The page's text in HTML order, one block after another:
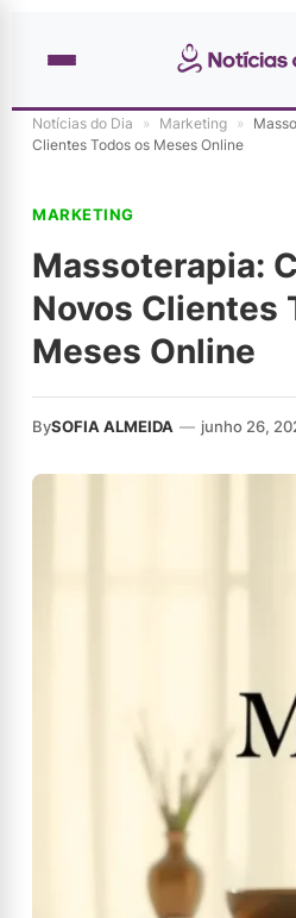
Notícias do Dia » Marketing »
Clientes Todos os Meses Online
MARKETING
Massoterapia:
Novos Clientes
Meses Online
BySOFIA ALMEIDA — junho 26,